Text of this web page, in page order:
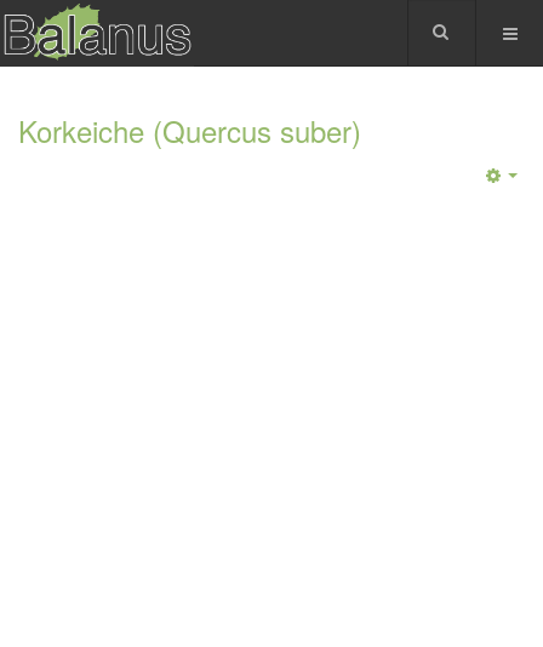
Korkeiche (Quercus suber)